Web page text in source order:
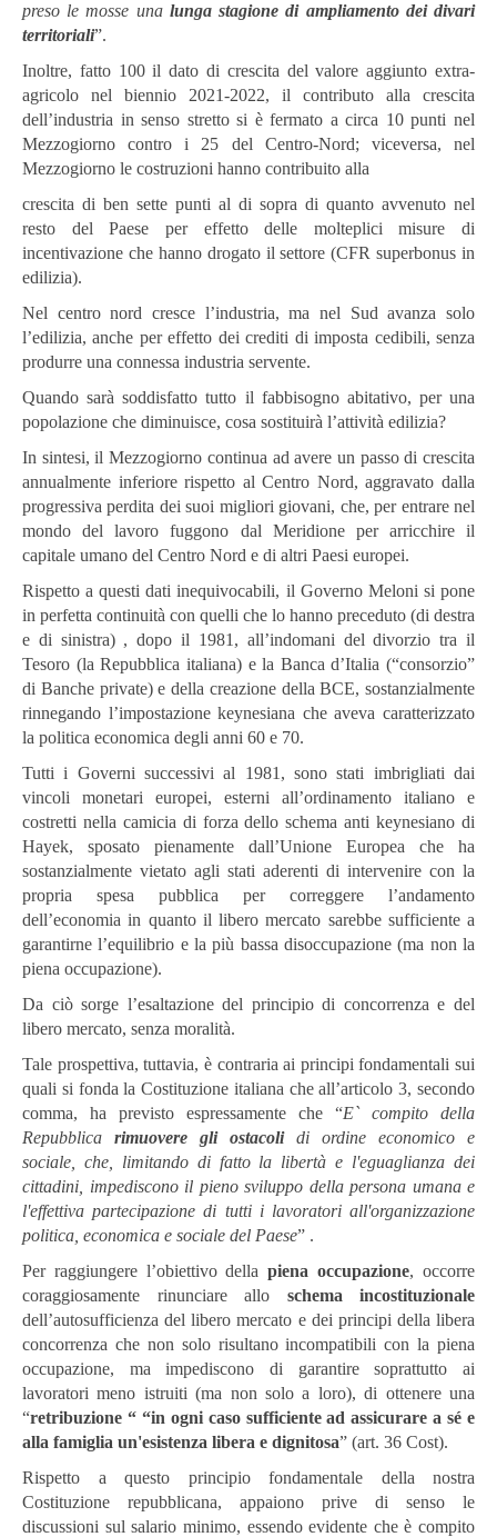
preso le mosse una lunga stagione di ampliamento dei divari
territoriali”.
Inoltre, fatto 100 il dato di crescita del valore aggiunto extra-
agricolo nel biennio 2021-2022, il contributo alla crescita
dell’industria in senso stretto si è fermato a circa 10 punti nel
Mezzogiorno contro i 25 del Centro-Nord; viceversa, nel
Mezzogiorno le costruzioni hanno contribuito alla
crescita di ben sette punti al di sopra di quanto avvenuto nel
resto del Paese per effetto delle molteplici misure di
incentivazione che hanno drogato il settore (CFR superbonus in
edilizia).
Nel centro nord cresce l’industria, ma nel Sud avanza solo
l’edilizia, anche per effetto dei crediti di imposta cedibili, senza
produrre una connessa industria servente.
Quando sarà soddisfatto tutto il fabbisogno abitativo, per una
popolazione che diminuisce, cosa sostituirà l’attività edilizia?
In sintesi, il Mezzogiorno continua ad avere un passo di crescita
annualmente inferiore rispetto al Centro Nord, aggravato dalla
progressiva perdita dei suoi migliori giovani, che, per entrare nel
mondo del lavoro fuggono dal Meridione per arricchire il
capitale umano del Centro Nord e di altri Paesi europei.
Rispetto a questi dati inequivocabili, il Governo Meloni si pone
in perfetta continuità con quelli che lo hanno preceduto (di destra
e di sinistra) , dopo il 1981, all’indomani del divorzio tra il
Tesoro (la Repubblica italiana) e la Banca d’Italia (“consorzio”
di Banche private) e della creazione della BCE, sostanzialmente
rinnegando l’impostazione keynesiana che aveva caratterizzato
la politica economica degli anni 60 e 70.
Tutti i Governi successivi al 1981, sono stati imbrigliati dai
vincoli monetari europei, esterni all’ordinamento italiano e
costretti nella camicia di forza dello schema anti keynesiano di
Hayek, sposato pienamente dall’Unione Europea che ha
sostanzialmente vietato agli stati aderenti di intervenire con la
propria spesa pubblica per correggere l’andamento
dell’economia in quanto il libero mercato sarebbe sufficiente a
garantirne l’equilibrio e la più bassa disoccupazione (ma non la
piena occupazione).
Da ciò sorge l’esaltazione del principio di concorrenza e del
libero mercato, senza moralità.
Tale prospettiva, tuttavia, è contraria ai principi fondamentali sui
quali si fonda la Costituzione italiana che all’articolo 3, secondo
comma, ha previsto espressamente che “E` compito della
Repubblica rimuovere gli ostacoli di ordine economico e
sociale, che, limitando di fatto la libertà e l'eguaglianza dei
cittadini, impediscono il pieno sviluppo della persona umana e
l'effettiva partecipazione di tutti i lavoratori all'organizzazione
politica, economica e sociale del Paese” .
Per raggiungere l’obiettivo dellapiena occupazione, occorre
coraggiosamente rinunciare allo schema incostituzionale
dell’autosufficienza del libero mercato e dei principi della libera
concorrenza che non solo risultano incompatibili con la piena
occupazione, ma impediscono di garantire soprattutto ai
lavoratori meno istruiti (ma non solo a loro), di ottenere una
“retribuzione “ “in ogni caso sufficiente ad assicurare a sé e
alla famiglia un'esistenza libera e dignitosa” (art. 36 Cost).
Rispetto a questo principio fondamentale della nostra
Costituzione repubblicana, appaiono prive di senso le
discussioni sul salario minimo, essendo evidente che è compito